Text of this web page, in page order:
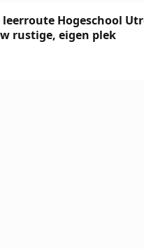
Hogeschool
rustige, eigen plek